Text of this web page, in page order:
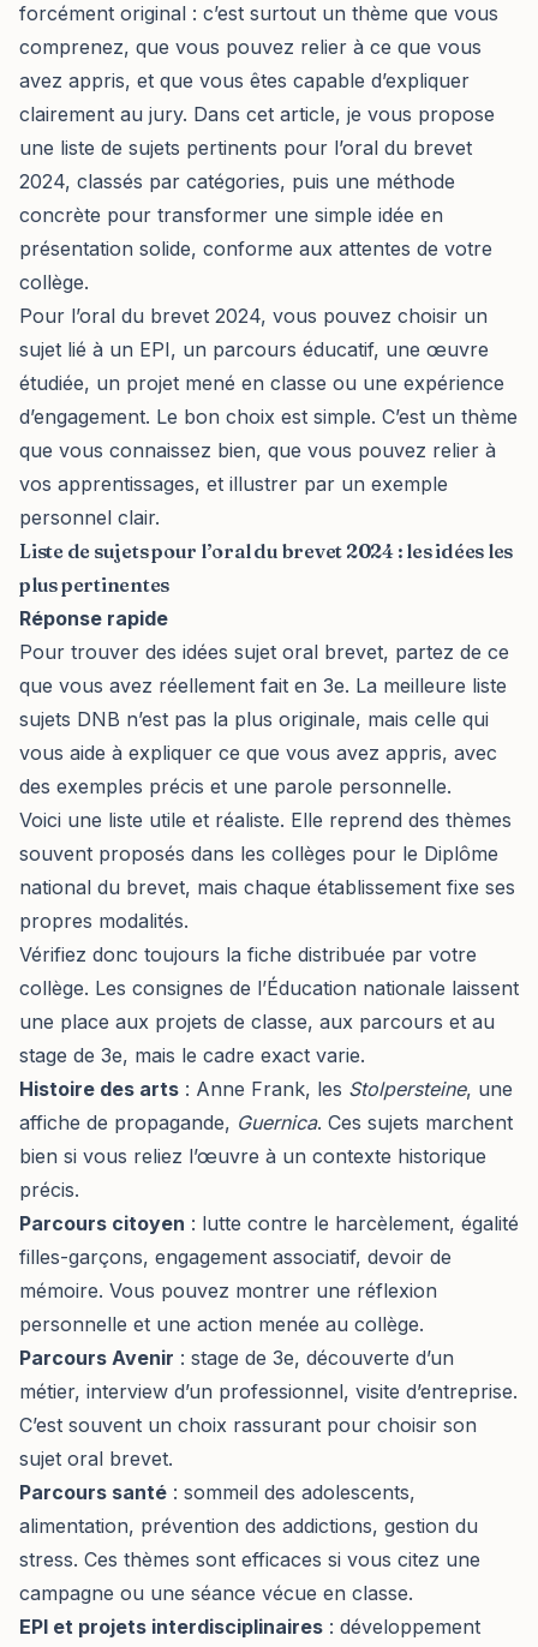
forcément original : c’est surtout un thème que vous
comprenez, que vous pouvez relier à ce que vous
avez appris, et que vous êtes capable d’expliquer
clairement au jury. Dans cet article, je vous propose
une liste de sujets pertinents pour l’oral du brevet
2024, classés par catégories, puis une méthode
concrète pour transformer une simple idée en
présentation solide, conforme aux attentes de votre
collège.
Pour l’oral du brevet 2024, vous pouvez choisir un
sujet lié à un EPI, un parcours éducatif, une œuvre
étudiée, un projet mené en classe ou une expérience
d’engagement. Le bon choix est simple. C’est un thème
que vous connaissez bien, que vous pouvez relier à
vos apprentissages, et illustrer par un exemple
personnel clair.
Liste de sujets pour l’oral du brevet 2024 : les idées les
plus pertinentes
Réponse rapide
Pour trouver des idées sujet oral brevet, partez de ce
que vous avez réellement fait en 3e. La meilleure liste
sujets DNB n’est pas la plus originale, mais celle qui
vous aide à expliquer ce que vous avez appris, avec
des exemples précis et une parole personnelle.
Voici une liste utile et réaliste. Elle reprend des thèmes
souvent proposés dans les collèges pour le Diplôme
national du brevet, mais chaque établissement fixe ses
propres modalités.
Vérifiez donc toujours la fiche distribuée par votre
collège. Les consignes de l’Éducation nationale laissent
une place aux projets de classe, aux parcours et au
stage de 3e, mais le cadre exact varie.
Histoire des arts : Anne Frank, les Stolpersteine, une
affiche de propagande, Guernica. Ces sujets marchent
bien si vous reliez l’œuvre à un contexte historique
précis.
Parcours citoyen : lutte contre le harcèlement, égalité
filles-garçons, engagement associatif, devoir de
mémoire. Vous pouvez montrer une réflexion
personnelle et une action menée au collège.
Parcours Avenir : stage de 3e, découverte d’un
métier, interview d’un professionnel, visite d’entreprise.
C’est souvent un choix rassurant pour choisir son
sujet oral brevet.
Parcours santé : sommeil des adolescents,
alimentation, prévention des addictions, gestion du
stress. Ces thèmes sont efficaces si vous citez une
campagne ou une séance vécue en classe.
EPI et projets interdisciplinaires : développement